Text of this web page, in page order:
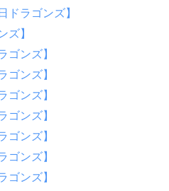
ドラゴンズ】
ズ】
ゴンズ】
ゴンズ】
ゴンズ】
ゴンズ】
ゴンズ】
ゴンズ】
ゴンズ】